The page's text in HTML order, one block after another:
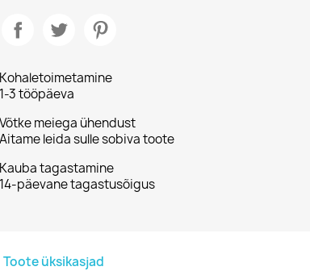
Kohaletoimetamine
1-3 tööpäeva
Võtke meiega ühendust
Aitame leida sulle sobiva toote
Kauba tagastamine
14-päevane tagastusõigus
Toote üksikasjad